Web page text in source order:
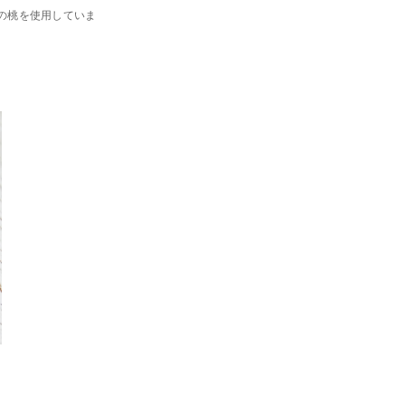
桃を使用していま